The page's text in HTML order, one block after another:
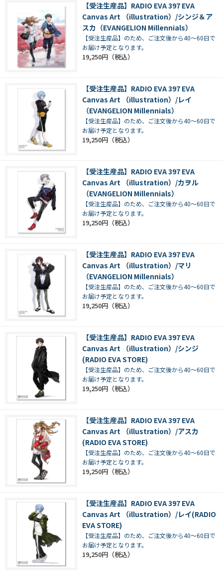
【受注生産品】RADIO EVA 397 EVA
Canvas Art （illustration）/シンジ＆ア
スカ（EVANGELION Millennials）
【受注生産品】のため、ご注文後から40～60日で
お届け予定となります。
19,250円
【受注生産品】RADIO EVA 397 EVA
Canvas Art （illustration）/レイ
（EVANGELION Millennials）
【受注生産品】のため、ご注文後から40～60日で
お届け予定となります。
19,250円
【受注生産品】RADIO EVA 397 EVA
Canvas Art （illustration）/カヲル
（EVANGELION Millennials）
【受注生産品】のため、ご注文後から40～60日で
お届け予定となります。
19,250円
【受注生産品】RADIO EVA 397 EVA
Canvas Art （illustration）/マリ
（EVANGELION Millennials）
【受注生産品】のため、ご注文後から40～60日で
お届け予定となります。
19,250円
【受注生産品】RADIO EVA 397 EVA
Canvas Art （illustration）/シンジ
(RADIO EVA STORE)
【受注生産品】のため、ご注文後から40～60日で
お届け予定となります。
19,250円
【受注生産品】RADIO EVA 397 EVA
Canvas Art （illustration）/アスカ
(RADIO EVA STORE)
【受注生産品】のため、ご注文後から40～60日で
お届け予定となります。
19,250円
【受注生産品】RADIO EVA 397 EVA
Canvas Art （illustration）/レイ(RADIO
EVA STORE)
【受注生産品】のため、ご注文後から40～60日で
お届け予定となります。
19,250円